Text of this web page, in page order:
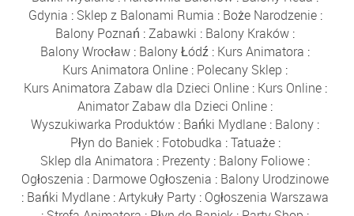
Gdynia : Sklep z Balonami Rumia : Boże Narodzenie:
Balony Poznań :Zabawki : Balony Kraków :
Balony Wrocław : Balony Łódź : Kurs Animatora :
Kurs Animatora Online : Polecany Sklep :
Kurs Animatora Zabaw dla Dzieci Online: Kurs Online:
Animator Zabaw dla Dzieci Online :
Wyszukiwarka Produktów : Bańki Mydlane : Balony :
Płyn do Baniek: Fotobudka :Tatuaże:
Sklep dla Animatora : Prezenty : Balony Foliowe :
Ogłoszenia : Darmowe Ogłoszenia : Balony Urodzinowe
: Bańki Mydlane :Artykuły Party : Ogłoszenia Warszawa